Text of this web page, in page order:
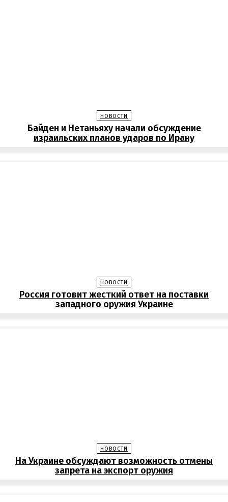
НОВОСТИ
Байден и Нетаньяху начали обсуждение
израильских планов ударов по Ирану
НОВОСТИ
Россия готовит жесткий ответ на поставки
западного оружия Украине
НОВОСТИ
На Украине обсуждают возможность отмены
запрета на экспорт оружия